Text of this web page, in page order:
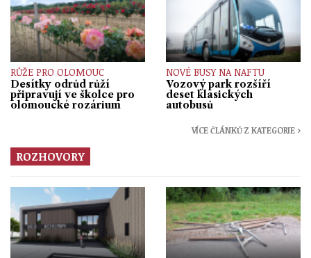
RŮŽE PRO OLOMOUC
Desítky odrůd růží
připravují ve školce pro
olomoucké rozárium
NOVÉ BUSY NA NAFTU
Vozový park rozšíří
deset klasických
autobusů
VÍCE ČLÁNKŮ Z KATEGORIE ›
ROZHOVORY